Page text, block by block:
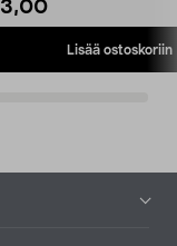
3,00
Lisää ostoskoriin